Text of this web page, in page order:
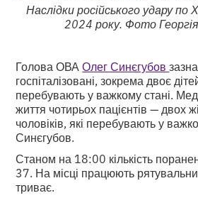
Наслідки російського удару по
2024 року. Фото Георгія
Голова ОВАОлег Синєгубов
госпіталізовані, зокрема двоє
перебувають у важкому стані.
життя чотирьох пацієнтів — двох
чоловіків, які перебувають у
Синєгубов.
Станом на 18:00 кількість
37. На місці працюють
триває.